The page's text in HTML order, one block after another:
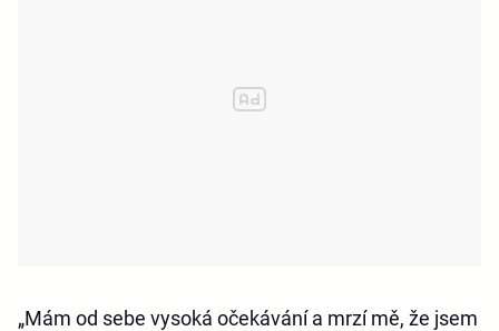
„Mám od sebe vysoká očekávání a mrzí mě, že jsem